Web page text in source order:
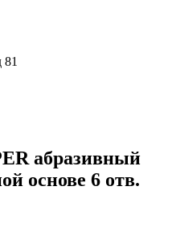
абразивный
основе 6 отв.